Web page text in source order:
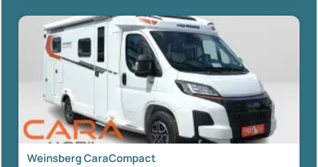
Weinsberg CaraCompact